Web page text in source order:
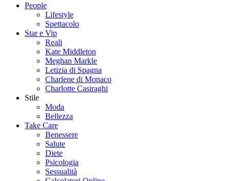
People
Lifestyle
Spettacolo
Star e Vip
Reali
Kate Middleton
Meghan Markle
Letizia di Spagna
Charlene di Monaco
Charlotte Casiraghi
Stile
Moda
Bellezza
Take Care
Benessere
Salute
Diete
Psicologia
Sessualità